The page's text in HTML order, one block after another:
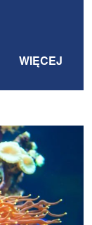
WIĘCEJ